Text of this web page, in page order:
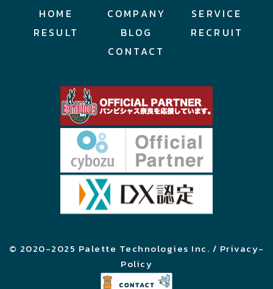
HOME COMPANY
SERVICE
RESULT
BLOG
RECRUIT
CONTACT
© 2020-2025 Palette Technologies Inc. / Privacy-
Policy